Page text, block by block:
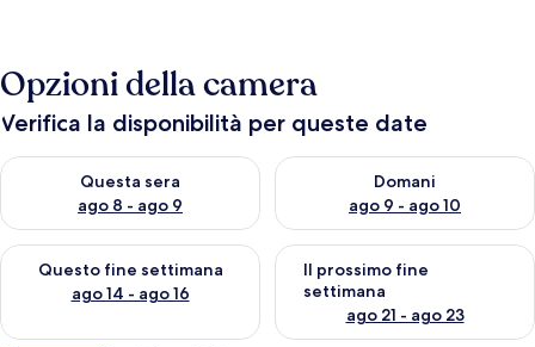
Opzioni della camera
Verifica la disponibilità per queste date
Questa sera
ago 8 - ago 9
Verifica la disponibilità per questa sera, ago 8 - ago 9
Domani
ago 9 - ago 10
Verifica la disponibilità per
Questo fine settimana
ago 14 - ago 16
Verifica la disponibilità per questo fine settimana, ago 14 -
Il prossimo fine
settimana
ago 21 - ago 23
Verifica la disponibilità per il